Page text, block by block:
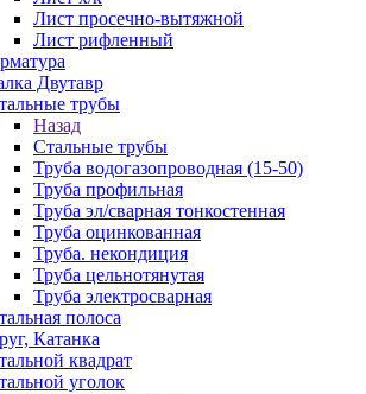
Лист просечно-вытяжной
Лист рифленный
Двутавр
трубы
Назад
Стальные трубы
Труба водогазопроводная (15-50)
Труба профильная
Труба эл/сварная тонкостенная
Труба оцинкованная
Труба. некондиция
Труба цельнотянутая
Труба электросварная
полоса
Катанка
квадрат
уголок